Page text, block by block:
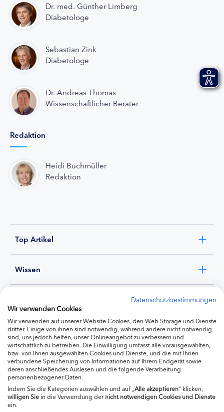
Dr. med. Günther Limberg
Diabetologe
Sebastian Zink
Diabetologe
Dr. Andreas Thomas
Wissenschaftlicher Berater
Redaktion
Heidi Buchmüller
Redaktion
Top Artikel
Wissen
Ernährung
Produkte
Datenschutzbestimmungen
Wir verwenden Cookies
Wir verwenden auf unserer Website Cookies, den Web Storage und Dienste
dritter. Einige von ihnen sind notwendig, während andere nicht notwendig
sind, uns jedoch helfen, unser Onlineangebot zu verbessern und
wirtschaftlich zu betreiben. Die Einwilligung umfasst alle vorausgewählten,
bzw. von Ihnen ausgewählten Cookies und Dienste, und die mit Ihnen
verbundene Speicherung von Informationen auf Ihrem Endgerät sowie
deren anschließendes Auslesen und die folgende Verarbeitung
personenbezogener Daten.
Indem Sie die Kategorien auswählen und auf „ Alle akzeptieren“ klicken,
willigenSie in die Verwendung dernicht notwendigen Cookies und Dienste
ein.